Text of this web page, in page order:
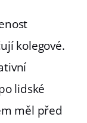
kolegové.
lidské
měl před